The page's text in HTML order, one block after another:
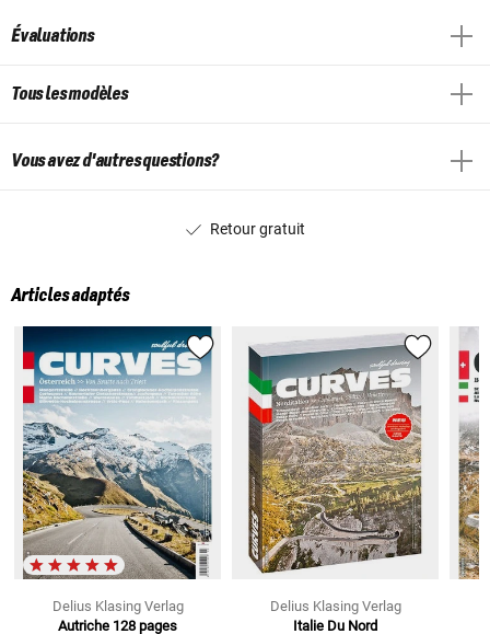
Évaluations
Tous les modèles
Vous avez d'autres questions?
Retour gratuit
Articles adaptés
Delius Klasing Verlag
Autriche 128 pages
Delius Klasing Verlag
Italie Du Nord